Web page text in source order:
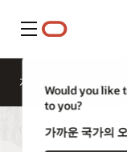
메뉴
Would you like
to you?
가까운 국가의
개요